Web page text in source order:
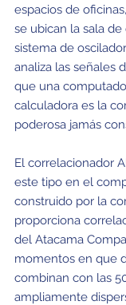
Estrellas
Polvo y
Transportadores
Medicina de
Infraestructura
Apoyo a la
Educación y
Portal de Ciencia
Portal de Ciencia
ARC Asia Oriental
ARC América
ARC Europa
Publica tus
Plantillas Power
Conferencia
Programa
Información
Grabaciones
Logística de
Eventos
Solicitud de
Ficha básica de
Tour virtual – 360
espacios de
se ubican la sala
sistema de
analiza las señales
que una
calculadora es la
poderosa jamás
El correlacionador
este tipo en el
construido por la
proporciona
del Atacama
momentos en que
combinan con las
ampliamente